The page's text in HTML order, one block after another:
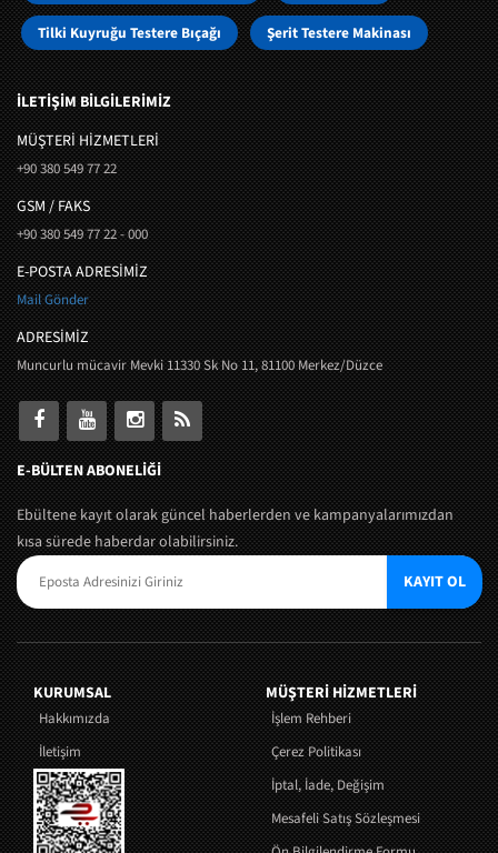
Tilki Kuyruğu Testere Bıçağı Şerit Testere Makinası
İLETİŞİM BİLGİLERİMİZ
MÜŞTERI HIZMETLERI
+90 380 549 77 22
GSM / FAKS
+90 380 549 77 22 - 000
E-POSTA ADRESİMİZ
Mail Gönder
ADRESİMİZ
Muncurlu mücavir Mevki 11330 Sk No 11, 81100 Merkez/Düzce
E-BÜLTEN ABONELİĞİ
Ebültene kayıt olarak güncel haberlerden ve kampanyalarımızdan
kısa sürede haberdar olabilirsiniz.
KAYIT OL
KURUMSAL
Hakkımızda
İletişim
MÜŞTERI HIZMETLERI
İşlem Rehberi
Çerez Politikası
İptal, İade, Değişim
Mesafeli Satış Sözleşmesi